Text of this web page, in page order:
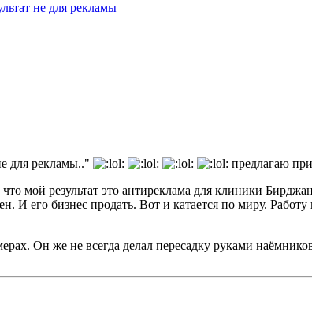
не для рекламы
для рекламы.."
предлагаю
мой результат это антиреклама для клиники
И его бизнес продать. Вот и катается по миру.
Он же не всегда делал пересадку руками